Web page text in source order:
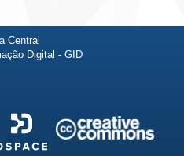
Central
Digital - GID